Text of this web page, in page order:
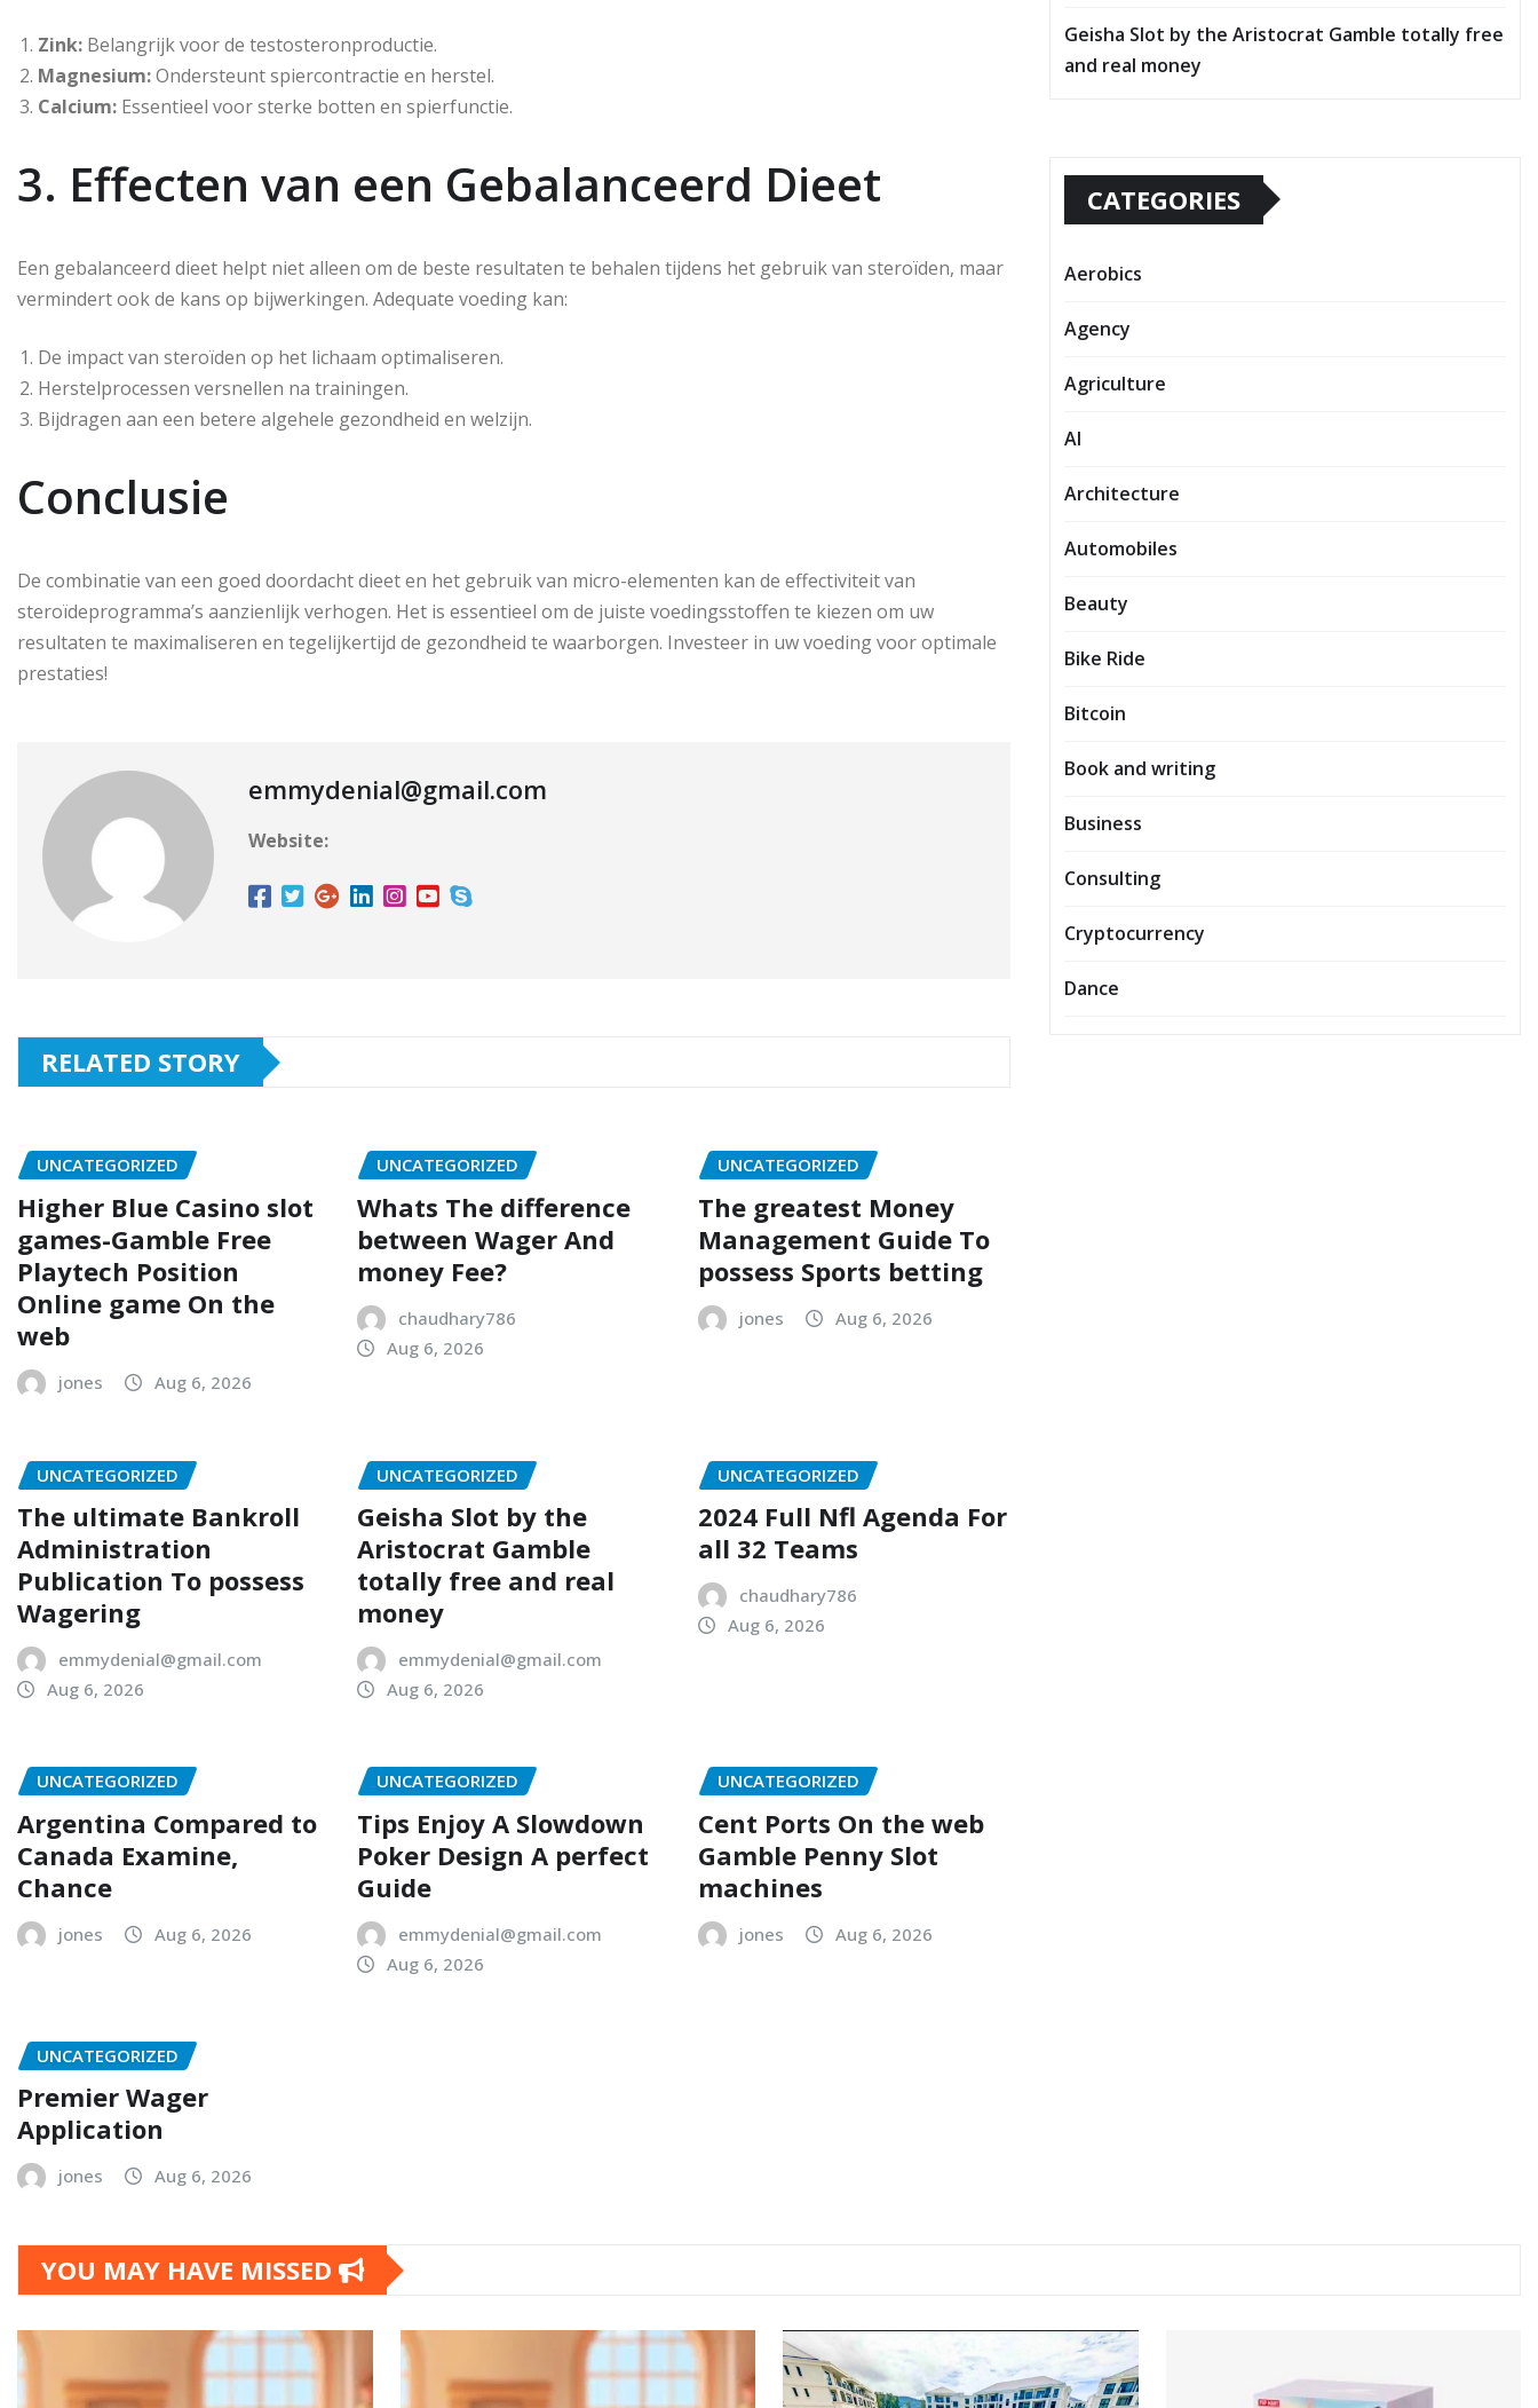
Zink: Belangrijk voor de testosteronproductie.
Magnesium:Ondersteunt spiercontractie en herstel.
Calcium: Essentieel voor sterke botten en spierfunctie.
3. Effecten van een Gebalanceerd Dieet
Een gebalanceerd dieet helpt niet alleen om de beste resultaten te behalen tijdens het gebruik van steroïden, maar
vermindert ook de kans op bijwerkingen. Adequate voeding kan:
De impact van steroïden op het lichaam optimaliseren.
Herstelprocessen versnellen na trainingen.
Bijdragen aan een betere algehele gezondheid en welzijn.
Conclusie
De combinatie van een goed doordacht dieet en het gebruik van micro-elementen kan de effectiviteit van
steroïdeprogramma’s aanzienlijk verhogen. Het is essentieel om de juiste voedingsstoffen te kiezen om uw
resultaten te maximaliseren en tegelijkertijd de gezondheid te waarborgen. Investeer in uw voeding voor optimale
prestaties!
emmydenial@gmail.com
Website:
RELATED STORY
UNCATEGORIZED
Higher Blue Casino slot
games-Gamble Free
Playtech Position
Online game On the
web
jones Aug 6, 2026
UNCATEGORIZED
Whats The difference
between Wager And
money Fee?
chaudhary786
Aug 6, 2026
UNCATEGORIZED
The greatest Money
Management Guide To
possess Sports betting
jones Aug 6, 2026
UNCATEGORIZED
The ultimate Bankroll
Administration
Publication To possess
Wagering
emmydenial@gmail.com
Aug 6, 2026
UNCATEGORIZED
Geisha Slot by the
Aristocrat Gamble
totally free and real
money
emmydenial@gmail.com
Aug 6, 2026
UNCATEGORIZED
2024 Full Nfl Agenda For
all 32 Teams
chaudhary786
Aug 6, 2026
UNCATEGORIZED
Argentina Compared to
Canada Examine,
Chance
jones Aug 6, 2026
UNCATEGORIZED
Tips Enjoy A Slowdown
Poker Design A perfect
Guide
emmydenial@gmail.com
Aug 6, 2026
UNCATEGORIZED
Cent Ports On the web
Gamble Penny Slot
machines
jones Aug 6, 2026
UNCATEGORIZED
Premier Wager
Application
jones Aug 6, 2026
Geisha Slot by the Aristocrat Gamble totally free
and real money
CATEGORIES
Aerobics
Agency
Agriculture
AI
Architecture
Automobiles
Beauty
Bike Ride
Bitcoin
Book and writing
Business
Consulting
Cryptocurrency
Dance
YOU MAY HAVE MISSED